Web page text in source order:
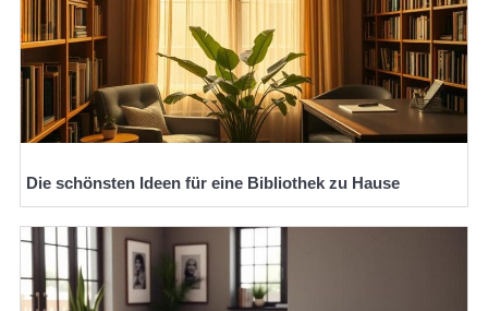
Die schönsten Ideen für eine Bibliothek zu Hause